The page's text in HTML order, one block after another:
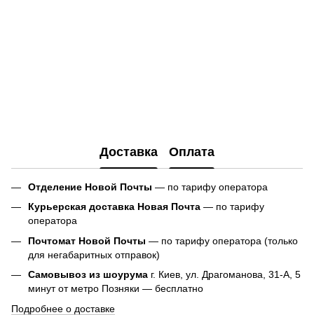
Доставка Оплата
Отделение Новой Почты — по тарифу оператора
Курьерская доставка Новая Почта — по тарифу
оператора
Почтомат Новой Почты — по тарифу оператора (только
для негабаритных отправок)
Самовывоз из шоурума г. Киев, ул. Драгоманова, 31-А, 5
минут от метро Позняки — бесплатно
Подробнее о доставке